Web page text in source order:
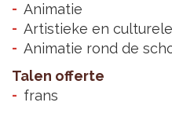
Animatie
Artistieke en
Animatie rond de
Talen offerte
frans